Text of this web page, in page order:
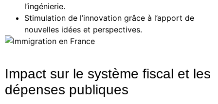
l’ingénierie.
Stimulation de l’innovation grâce à l’apport de
nouvelles idées et perspectives.
Impact sur le système fiscal et les
dépenses publiques